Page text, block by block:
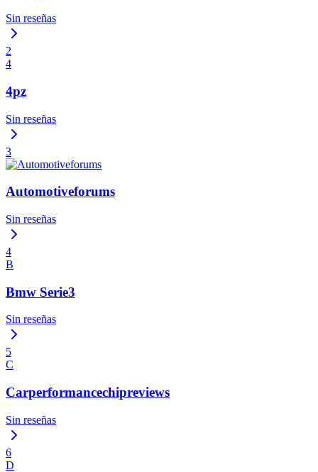
Sin reseñas
2
4
4pz
Sin reseñas
3
Automotiveforums
Sin reseñas
4
B
Bmw Serie3
Sin reseñas
5
C
Carperformancechipreviews
Sin reseñas
6
D